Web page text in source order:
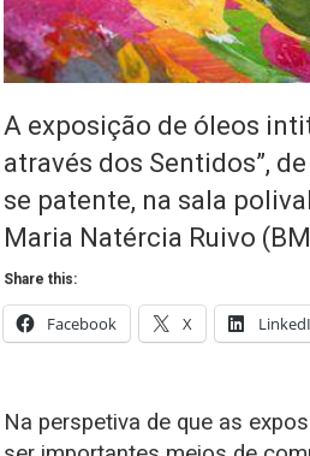
A exposição de óleos
através dos Sentidos”,
se patente, na sala
Maria Natércia Ruivo
Share this:
Facebook X
Na perspetiva de que as